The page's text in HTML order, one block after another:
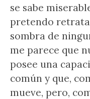
se sabe
pretendo
sombra de
me parece que
posee una
común y que,
mueve, pero,